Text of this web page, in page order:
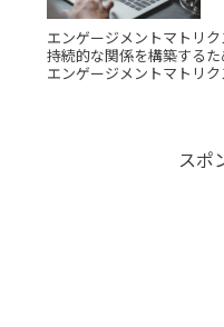
エンゲージメントマトリ
持続的な関係を構築するた
エンゲージメントマトリ
スポ